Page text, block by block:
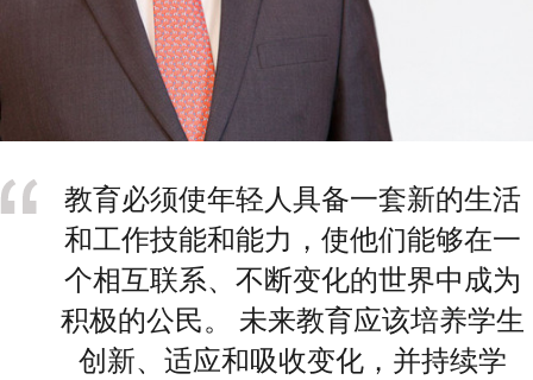
教育必须使年轻人具备一套新的生活
和工作技能和能力，使他们能够在一
个相互联系、不断变化的世界中成为
积极的公民。 未来教育应该培养学生
创新、适应和吸收变化，并持续学